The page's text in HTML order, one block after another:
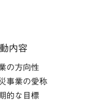
内容
の方向性
事業の愛称
的な目標